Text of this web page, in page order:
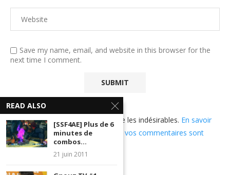
Save my name, email, and website in this browser for the
next time I comment.
Ce site utilise Akismet pour réduire les indésirables. En savoir
plus sur comment les données de vos commentaires sont
utilisées.
READ ALSO
[SSF4AE] Plus de 6
minutes de
combos...
21 juin 2011